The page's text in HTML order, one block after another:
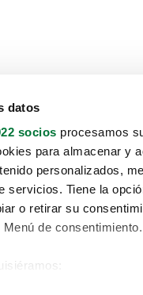
datos
socios procesamos
para almacenar y
personalizados,
servicios. Tiene la
o retirar su
de consentimiento.